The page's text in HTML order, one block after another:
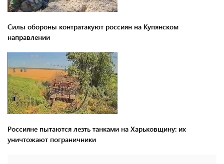
Силы обороны контратакуют россиян на Купянском
направлении
Россияне пытаются лезть танками на Харьковщину: их
уничтожают пограничники